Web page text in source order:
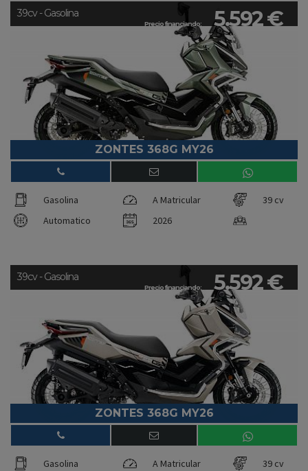
Precio financiando: 5.592 €
39cv - Gasolina
ZONTES 368G MY26
Gasolina A Matricular
39 cv
Automatico
2026
Precio financiando: 5.592 €
39cv - Gasolina
ZONTES 368G MY26
Gasolina A Matricular
39 cv